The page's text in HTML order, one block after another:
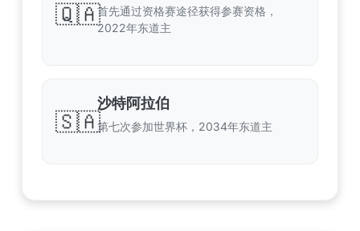
🇶🇦首先通过资格赛途径获得参赛资格，
2022年东道主
🇸🇦
沙特阿拉伯
第七次参加世界杯，2034年东道主